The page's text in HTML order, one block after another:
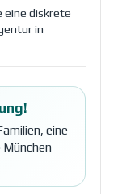
eine diskrete
in
eine